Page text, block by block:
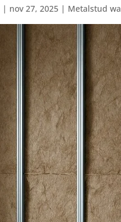
| nov 27, 2025 | Metalstud